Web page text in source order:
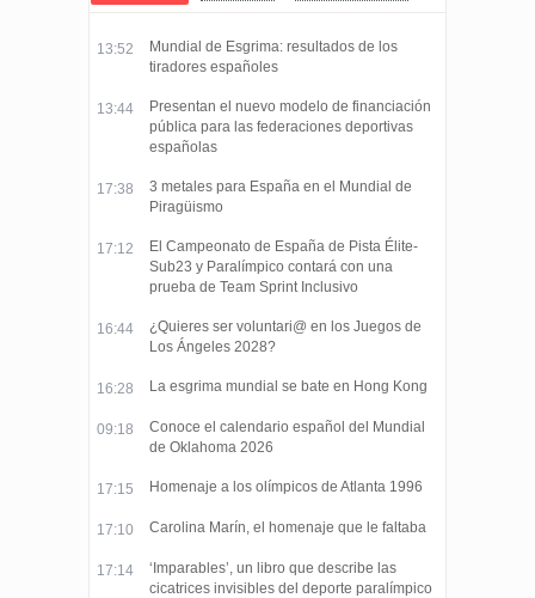
13:52
Mundial de Esgrima: resultados de los
tiradores españoles
13:44
Presentan el nuevo modelo de financiación
pública para las federaciones deportivas
españolas
17:38
3 metales para España en el Mundial de
Piragüismo
17:12
El Campeonato de España de Pista Élite-
Sub23 y Paralímpico contará con una
prueba de Team Sprint Inclusivo
16:44
¿Quieres ser voluntari@ en los Juegos de
Los Ángeles 2028?
16:28 La esgrima mundial se bate en Hong Kong
09:18
Conoce el calendario español del Mundial
de Oklahoma 2026
17:15 Homenaje a los olímpicos de Atlanta 1996
17:10 Carolina Marín, el homenaje que le faltaba
17:14
‘Imparables’, un libro que describe las
cicatrices invisibles del deporte paralímpico